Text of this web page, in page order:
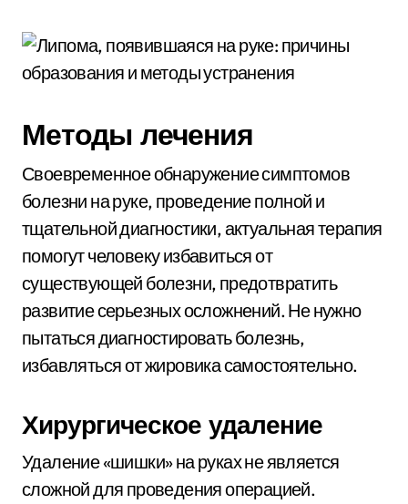
Методы лечения
Своевременное обнаружение симптомов
болезни на руке, проведение полной и
тщательной диагностики, актуальная терапия
помогут человеку избавиться от
существующей болезни, предотвратить
развитие серьезных осложнений. Не нужно
пытаться диагностировать болезнь,
избавляться от жировика самостоятельно.
Хирургическое удаление
Удаление «шишки» на руках не является
сложной для проведения операцией.